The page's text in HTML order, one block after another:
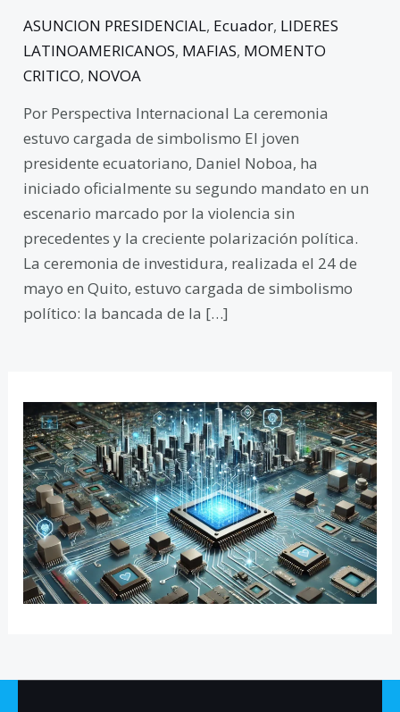
ASUNCION PRESIDENCIAL, Ecuador, LIDERES
LATINOAMERICANOS, MAFIAS, MOMENTO
CRITICO, NOVOA
Por Perspectiva Internacional La ceremonia
estuvo cargada de simbolismo El joven
presidente ecuatoriano, Daniel Noboa, ha
iniciado oficialmente su segundo mandato en un
escenario marcado por la violencia sin
precedentes y la creciente polarización política.
La ceremonia de investidura, realizada el 24 de
mayo en Quito, estuvo cargada de simbolismo
político: la bancada de la […]